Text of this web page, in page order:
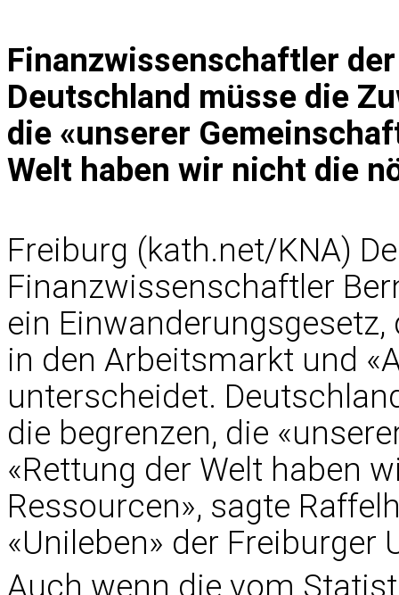
Finanzwissenschaftler
Deutschland müsse die
die «unserer
Welt haben wir nicht die
Freiburg (kath.net/KNA)
Finanzwissenschaftler
ein
in den Arbeitsmarkt und
unterscheidet.
die begrenzen, die
«Rettung der Welt haben
Ressourcen», sagte
«Unileben» der Freiburger
Auch wenn die vom